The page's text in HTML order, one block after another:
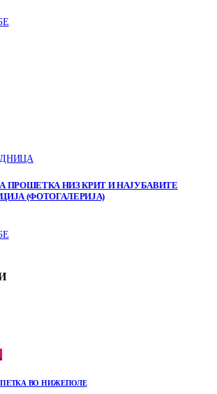
ПРОШЕТКА НИЗ КРИТ И НАЈУБАВИТЕ
(ФОТОГАЛЕРИЈА)
ПЕТКА ВО НИЖЕПОЛЕ